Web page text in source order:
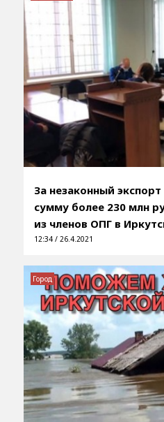
За незаконный
сумму более 230 млн
из членов ОПГ в
12:34 / 26.4.2021
Город